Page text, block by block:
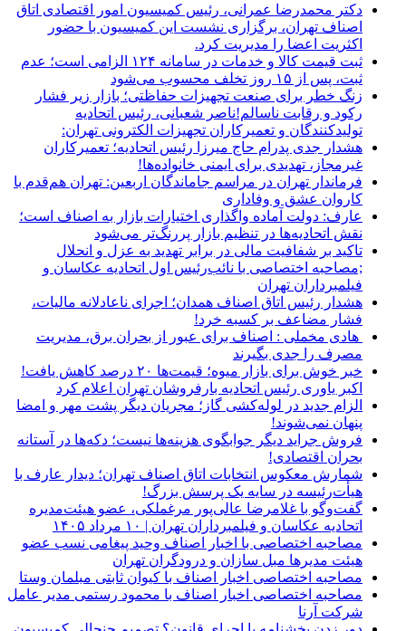
دکتر محمدرضا عمرانی، رئیس کمیسیون امور اقتصادی اتاق
اصناف تهران، برگزاری نشست این کمیسیون با حضور
اکثریت اعضا را مدیریت کرد.
ثبت قیمت کالا و خدمات در سامانه ۱۲۴ الزامی است؛ عدم
ثبت، پس از ۱۵ روز تخلف محسوب می‌شود
زنگ خطر برای صنعت تجهیزات حفاظتی؛ بازار زیر فشار
رکود و رقابت ناسالم!ناصر شعبانی، رئیس اتحادیه
تولیدکنندگان و تعمیرکاران تجهیزات الکترونی تهران:
هشدار جدی پدرام حاج میرزا رئیس اتحادیه؛ تعمیرکاران
غیرمجاز، تهدیدی برای ایمنی خانواده‌ها!
فرماندار تهران در مراسم جاماندگان اربعین: تهران هم‌قدم با
کاروان عشق و وفاداری
عارف: دولت آماده واگذاری اختیارات بازار به اصناف است؛
نقش اتحادیه‌ها در تنظیم بازار پررنگ‌تر می‌شود
تاکید بر شفافیت مالی در برابر تهدید به عزل و انحلال
;مصاحبه اختصاصی با نائب‌رئیس اول اتحادیه عکاسان و
فیلمبرداران تهران
هشدار رئیس اتاق اصناف همدان؛ اجرای ناعادلانه مالیات،
فشار مضاعف بر کسبه خرد!
هادی مخملی : اصناف برای عبور از بحران برق، مدیریت
مصرف را جدی بگیرند
خبر خوش برای بازار میوه؛ قیمت‌ها ۲۰ درصد کاهش یافت!
اکبر یاوری رئیس اتحادیه بارفروشان تهران اعلام کرد
الزام جدید در لوله‌کشی گاز؛ مجریان دیگر پشت مهر و امضا
پنهان نمی‌شوند!
فروش جراید دیگر جوابگوی هزینه‌ها نیست؛ دکه‌ها در آستانه
بحران اقتصادی!
شمارش معکوس انتخابات اتاق اصناف تهران؛ دیدار عارف با
هیأت‌رئیسه در سایه یک پرسش بزرگ!
گفت‌وگو با غلامرضا عالی‌پور مرغملکی، عضو هیئت‌مدیره
اتحادیه عکاسان و فیلمبرداران تهران | ۱۰ مرداد ۱۴۰۵
مصاحبه اختصاصی با اخبار اصناف وحید پیغامی نسب عضو
هیئت مدیرها مبل سازان و درودگران تهران
مصاحبه اختصاصی اخبار اصناف با کیوان ثابتی مبلمان وستا
مصاحبه اختصاصی اخبار اصناف با محمود رستمی مدیر عامل
شرکت آرنا